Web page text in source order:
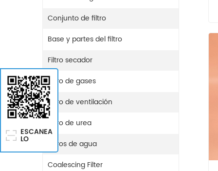
Conjunto de filtro
Base y partes del filtro
Filtro secador
Filtro de gases
Filtro de ventilación
Filtro de urea
Filtros de agua
Coalescing Filter
ESCANEA
LO